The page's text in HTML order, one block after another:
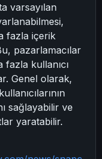
varsayılan
fazla içerik
pazarlamacılar
kullanıcı
Genel olarak,
sağlayabilir ve
yaratabilir.